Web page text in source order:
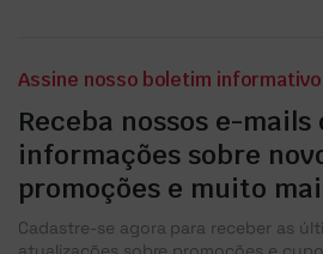
Assine nosso boletim informativo
Receba nossos e-mails
informações sobre
promoções e muito
Cadastre-se agora para receber as